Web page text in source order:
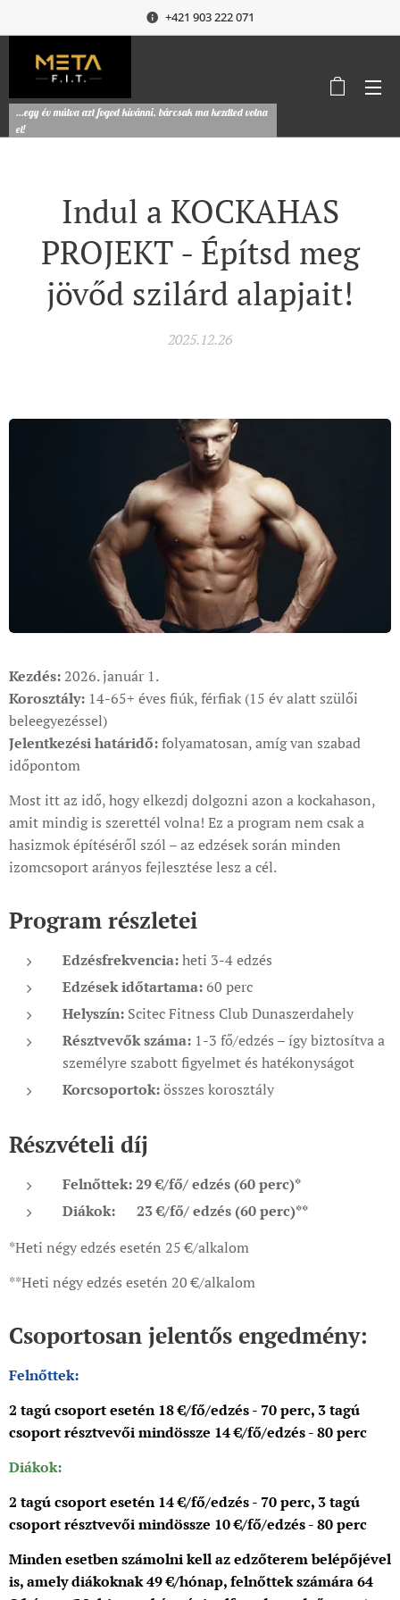
+421 903 222 071
...egy év múlva azt fogod kívánni, bárcsak ma kezdted volna
el!
Indul a KOCKAHAS
PROJEKT - Építsd meg
jövőd szilárd alapjait!
2025.12.26
Kezdés: 2026. január 1.
Korosztály: 14-65+ éves fiúk, férfiak (15 év alatt szülői
beleegyezéssel)
Jelentkezési határidő:folyamatosan, amíg van szabad
időpontom
Most itt az idő, hogy elkezdj dolgozni azon a kockahason,
amit mindig is szerettél volna! Ez a program nem csak a
hasizmok építéséről szól – az edzések során minden
izomcsoport arányos fejlesztése lesz a cél.
Program részletei
Edzésfrekvencia:heti 3-4 edzés
Edzések időtartama:60 perc
Helyszín: Scitec Fitness Club Dunaszerdahely
Résztvevők száma: 1-3 fő/edzés – így biztosítva a
személyre szabott figyelmet és hatékonyságot
Korcsoportok:összes korosztály
Részvételi díj
Felnőttek:29 €/fő/edzés (60 perc)*
Diákok: 23 €/fő/edzés (60 perc)**
*Heti négy edzés esetén 25 €/alkalom
**Heti négy edzés esetén 20 €/alkalom
Csoportosan jelentős engedmény:
Felnőttek:
2 tagú csoport esetén 18 €/fő/edzés - 70 perc, 3 tagú
csoport résztvevői mindössze 14 €/fő/edzés - 80 perc
Diákok:
2 tagú csoport esetén 14 €/fő/edzés - 70 perc, 3 tagú
csoport résztvevői mindössze 10 €/fő/edzés - 80 perc
Minden esetben számolni kell az edzőterem belépőjével
is, amely diákoknak 49 €/hónap, felnőttek számára 64